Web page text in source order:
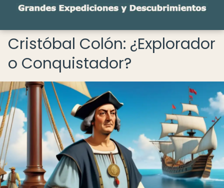
Cristóbal Colón: ¿Explorador
o Conquistador?